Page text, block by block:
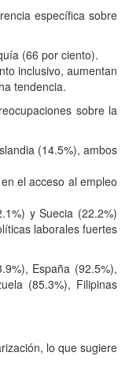
específica sobre
(66 por ciento).
inclusivo, aumentan
tendencia.
sobre la
(14.5%), ambos
el acceso al empleo
y Suecia (22.2%)
laborales fuertes
España (92.5%),
(85.3%), Filipinas
lo que sugiere